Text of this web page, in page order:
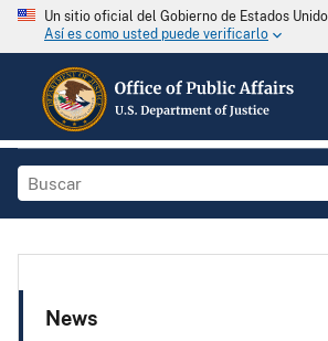
Un sitio oficial del Gobierno de Estados
Así es como usted puede verificarlo
News